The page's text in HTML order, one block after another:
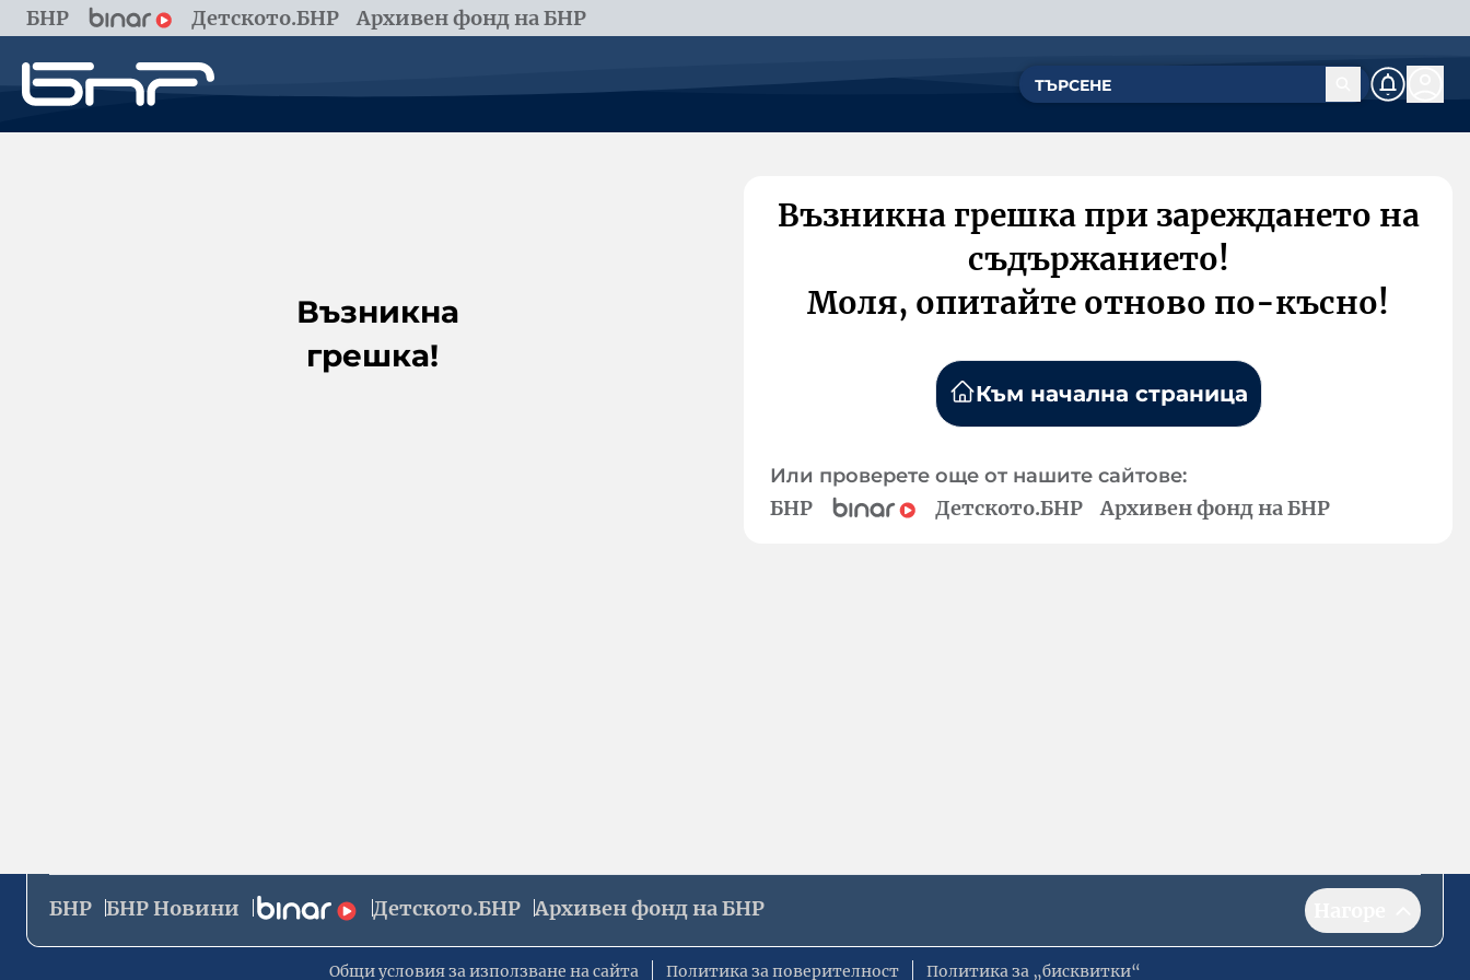
БНР Детското.БНР Архивен фонд на БНР
Възникна
грешка!
Възникна грешка при зареждането на
съдържанието!
Моля, опитайте отново по-късно!
Към начална страница
Или проверете още от нашите сайтове:
БНР Детското.БНР Архивен фонд на БНР
БНР БНР Новини Детското.БНР Архивен фонд на БНР
Общи условия за използване на сайта Политика за поверителност Политика за „бисквитки“